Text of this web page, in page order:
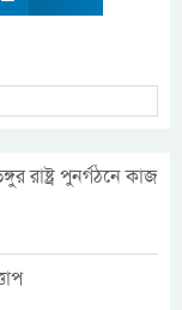
রাষ্ট্র পুনর্গঠনে কাজ